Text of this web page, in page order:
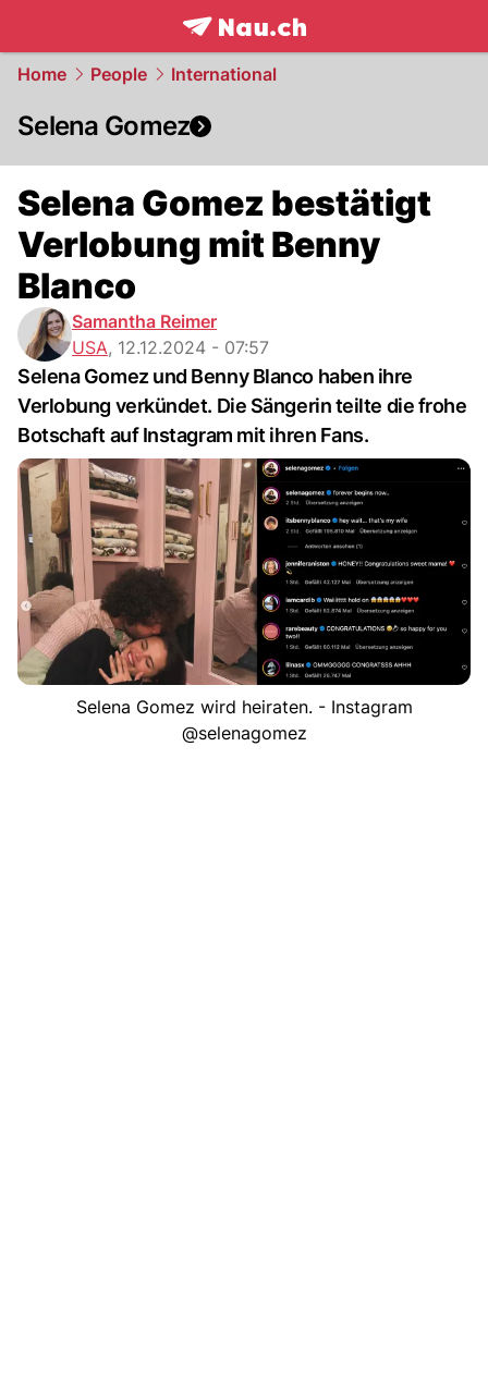
frontpage.NAU.ch
Home People International
Selena Gomez
Selena Gomez bestätigt
Verlobung mit Benny
Blanco
Samantha Reimer
USA, 12.12.2024 - 07:57
Selena Gomez und Benny Blanco haben ihre
Verlobung verkündet. Die Sängerin teilte die frohe
Botschaft auf Instagram mit ihren Fans.
Selena Gomez wird heiraten. - Instagram
@selenagomez